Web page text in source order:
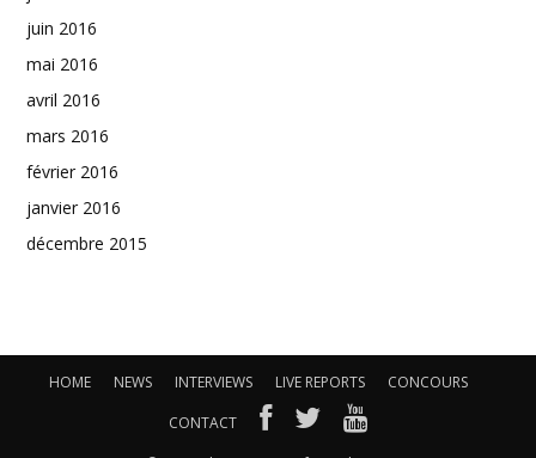
juin 2016
mai 2016
avril 2016
mars 2016
février 2016
janvier 2016
décembre 2015
HOME NEWS INTERVIEWS LIVE REPORTS
CONCOURS
CONTACT